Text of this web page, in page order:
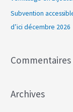
rSubvention
d’ici décembre 2026
Archives